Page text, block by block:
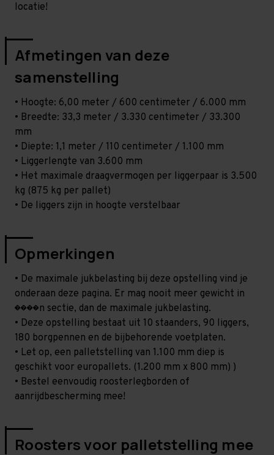
locatie!
Afmetingen van deze
samenstelling
• Hoogte: 6,00 meter / 600 centimeter / 6.000 mm
• Breedte: 33,3 meter / 3.330 centimeter / 33.300
mm
• Diepte: 1,1 meter / 110 centimeter / 1.100 mm
• Liggerlengte van 3.600 mm
• Het maximale draagvermogen per liggerpaar is 3.500
kg (875 kg per pallet)
• De liggers zijn in hoogte verstelbaar
Opmerkingen
• De maximale jukbelasting bij deze opstelling vind je
onderaan deze pagina. Er mag nooit meer gewicht in
����n sectie, dan de maximale jukbelasting.
• Deze opstelling bestaat uit 10 staanders, 90 liggers,
180 borgpennen en de bijbehorende voetplaten.
• Let op, een palletstelling van 1.100 mm diep is
geschikt voor europallets. (1.200 mm x 800 mm) )
• Bestel eenvoudig roosterlegborden of
aanrijdbescherming mee!
Roosters voor palletstelling mee